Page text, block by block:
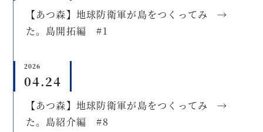
【あつ森】地球防衛軍が島をつくってみ
た。島開拓編 #1
→
2026
04.24
【あつ森】地球防衛軍が島をつくってみ
た。島紹介編 #8
→